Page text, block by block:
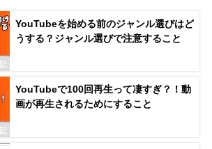
YouTubeを始める前のジャンル選びはど
うする？ジャンル選びで注意すること
YouTubeで100回再生って凄すぎ？！動
画が再生されるためにすること